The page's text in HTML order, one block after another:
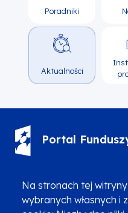
Na stronach tej
wybranych własnych i
Poradniki
Aktualności
Portal